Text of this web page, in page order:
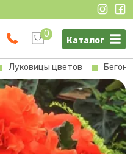
0
Каталог
Луковицы цветов